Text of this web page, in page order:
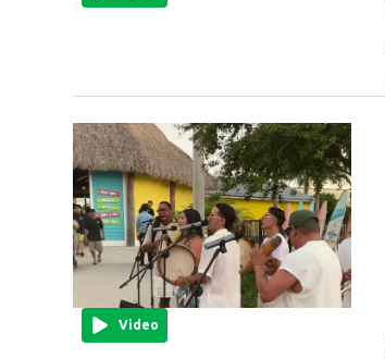
Video